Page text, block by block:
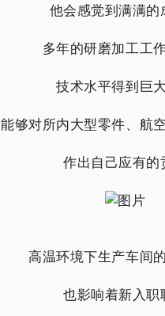
他会感觉到满满的
多年的研磨加工工
技术水平得到巨
能够对所内大型零件、航
作出自己应有的
高温环境下生产车间
也影响着新入职